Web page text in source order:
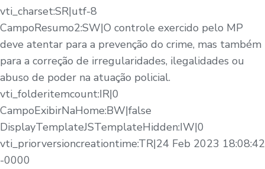
vti_charset:SR|utf-8
CampoResumo2:SW|O controle exercido pelo MP
deve atentar para a prevenção do crime, mas também
para a correção de irregularidades, ilegalidades ou
abuso de poder na atuação policial.
vti_folderitemcount:IR|0
CampoExibirNaHome:BW|false
DisplayTemplateJSTemplateHidden:IW|0
vti_priorversioncreationtime:TR|24 Feb 2023 18:08:42
-0000